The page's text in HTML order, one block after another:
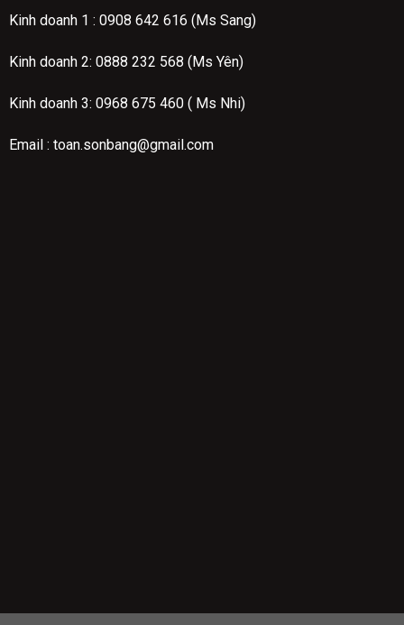
Kinh doanh 1 : 0908 642 616 (Ms Sang)
Kinh doanh 2: 0888 232 568 (Ms Yên)
Kinh doanh 3: 0968 675 460 ( Ms Nhi)
Email : toan.sonbang@gmail.com